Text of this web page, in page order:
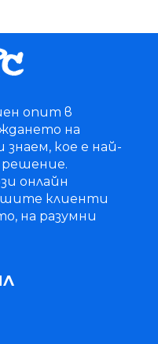
опит в
на
кое е най-
онлайн
клиенти
на разумни